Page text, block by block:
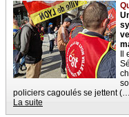
policiers cagoulés se jettent
La suite